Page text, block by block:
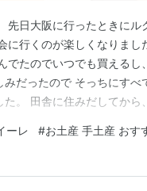
先日大阪に行ったときにル
に行くのが楽しくなりまし
でたのでいつでも買えるし
だったので そっちにすべ
た。 田舎に住みだしてから
うとできるようになりま
産選びしてると自分も食べ
ーレ #お土産 手土産 おす